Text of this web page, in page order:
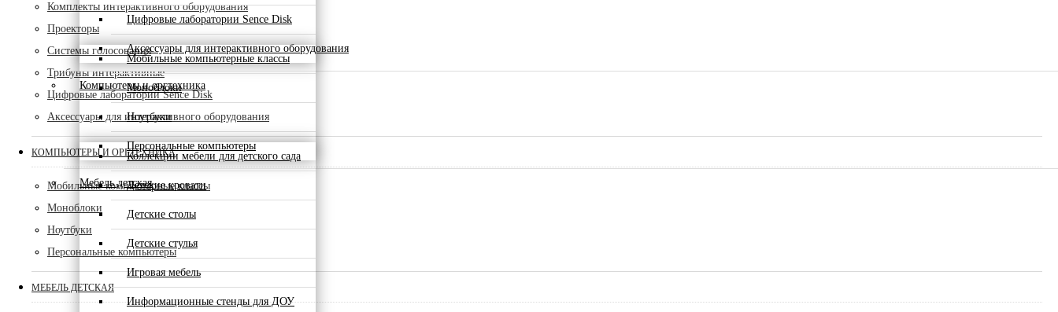
Цифровые лаборатории Sence Disk
Аксессуары для интерактивного оборудования
Компьютеры и оргтехника
Мобильные компьютерные классы
Моноблоки
Ноутбуки
Персональные компьютеры
Мебель детская
Коллекции мебели для детского сада
Детские кровати
Детские столы
Детские стулья
Игровая мебель
Информационные стенды для ДОУ
Комплекты интерактивного оборудования
Проекторы
Системы голосования
Трибуны интерактивные
Цифровые лаборатории Sence Disk
Аксессуары для интерактивного оборудования
КОМПЬЮТЕРЫ И ОРГТЕХНИКА
Мобильные компьютерные классы
Моноблоки
Ноутбуки
Персональные компьютеры
МЕБЕЛЬ ДЕТСКАЯ